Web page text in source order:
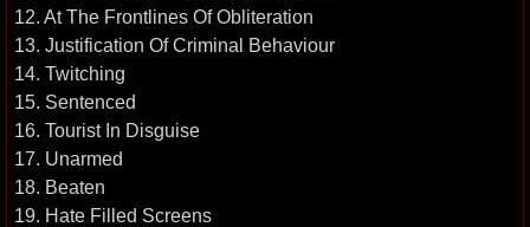
12. At The Frontlines Of Obliteration
13. Justification Of Criminal Behaviour
14. Twitching
15. Sentenced
16. Tourist In Disguise
17. Unarmed
18. Beaten
19. Hate Filled Screens